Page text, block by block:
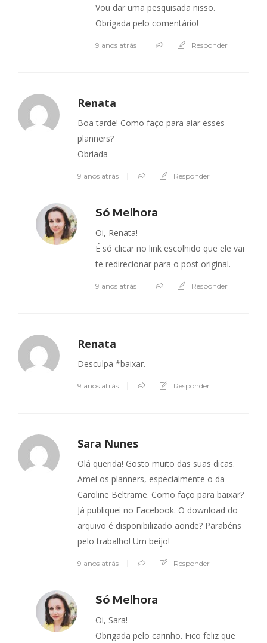
Vou dar uma pesquisada nisso.
Obrigada pelo comentário!
9 anos atrás Responder
Renata
Boa tarde! Como faço para aiar esses
planners?
Obriada
9 anos atrás Responder
Só Melhora
Oi, Renata!
É só clicar no link escolhido que ele vai
te redirecionar para o post original.
9 anos atrás Responder
Renata
Desculpa *baixar.
9 anos atrás Responder
Sara Nunes
Olá querida! Gosto muito das suas dicas.
Amei os planners, especialmente o da
Caroline Beltrame. Como faço para baixar?
Já publiquei no Facebook. O download do
arquivo é disponibilizado aonde? Parabéns
pelo trabalho! Um beijo!
9 anos atrás Responder
Só Melhora
Oi, Sara!
Obrigada pelo carinho. Fico feliz que